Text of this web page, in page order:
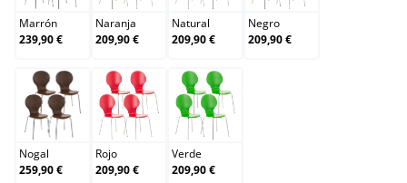
Marrón
239,90 €
Naranja
209,90 €
Natural
209,90 €
Negro
209,90 €
Nogal
Nogal
259,90 €
Rojo
Rojo
209,90 €
Verde
Verde
209,90 €